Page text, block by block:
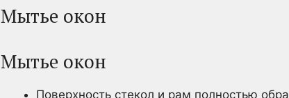
Мытье окон
Мытье окон
Поверхность стекол и рам полностью